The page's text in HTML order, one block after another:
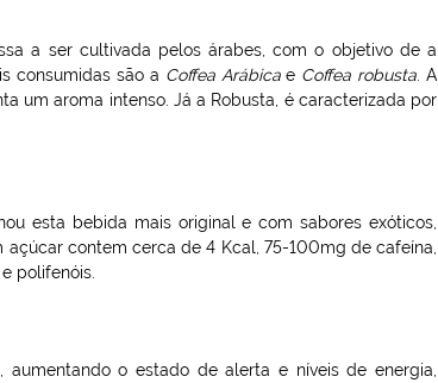
a ser cultivada pelos árabes, com o objetivo de a
consumidas são a Coffea Arábicae Coffea robusta . A
um aroma intenso. Já a Robusta, é caracterizada por
esta bebida mais original e com sabores exóticos,
contem cerca de 4 Kcal, 75-100mg de cafeína,
polifenóis.
o estado de alerta e níveis de energia,